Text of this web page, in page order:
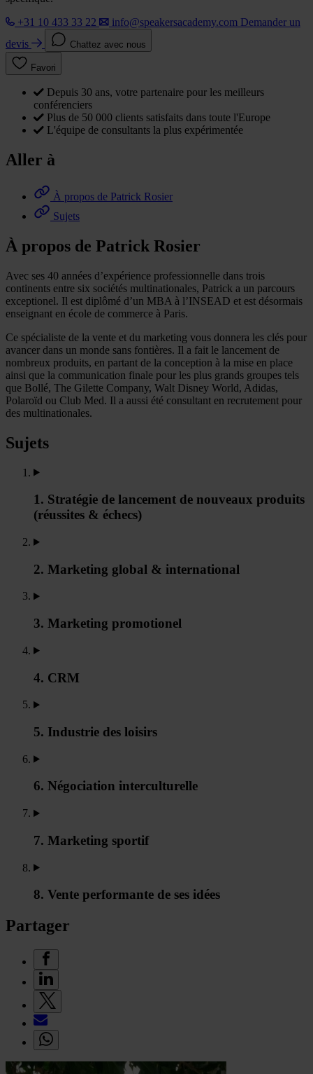
+31 10 433 33 22
info@speakersacademy.com Demander un
devis
Chattez avec nous
Favori
Depuis 30 ans, votre partenaire pour les meilleurs
conférenciers
Plus de 50 000 clients satisfaits dans toute l'Europe
L'équipe de consultants la plus expérimentée
Aller à
À propos de Patrick Rosier
Sujets
À propos de Patrick Rosier
Avec ses 40 années d’expérience professionnelle dans trois
continents entre six sociétés multinationales, Patrick a un parcours
exceptionel. Il est diplômé d’un MBA à l’INSEAD et est désormais
enseignant en école de commerce à Paris.
Ce spécialiste de la vente et du marketing vous donnera les clés pour
avancer dans un monde sans fontières. Il a fait le lancement de
nombreux produits, en partant de la conception à la mise en place
ainsi que la communication finale pour les plus grands groupes tels
que Bollé, The Gilette Company, Walt Disney World, Adidas,
Polaroïd ou Club Med. Il a aussi été consultant en recrutement pour
des multinationales.
Sujets
1. Stratégie de lancement de nouveaux produits
(réussites & échecs)
2. Marketing global & international
3. Marketing promotionel
4. CRM
5. Industrie des loisirs
6. Négociation interculturelle
7. Marketing sportif
8. Vente performante de ses idées
Partager